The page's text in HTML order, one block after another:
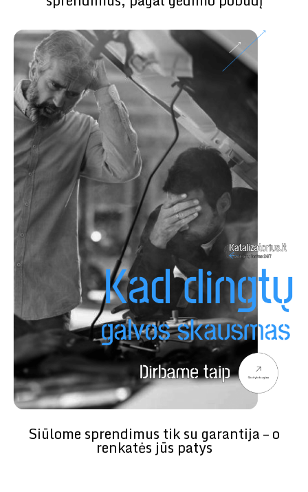
Siūlome sprendimus tik su garantija – o
renkatės jūs patys